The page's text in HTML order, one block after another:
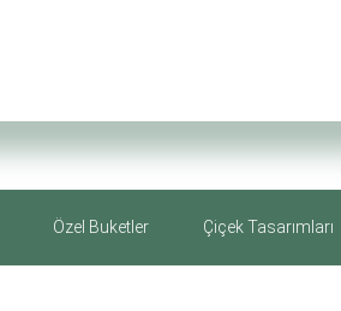
Özel Buketler Çiçek Tasarımları